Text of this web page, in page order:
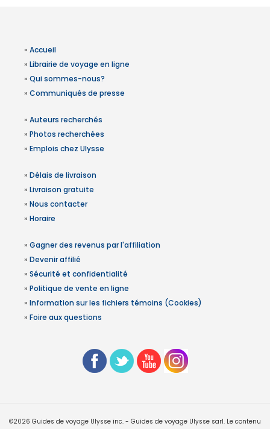
» Accueil
» Librairie de voyage en ligne
» Qui sommes-nous?
» Communiqués de presse
» Auteurs recherchés
» Photos recherchées
» Emplois chez Ulysse
» Délais de livraison
» Livraison gratuite
» Nous contacter
» Horaire
» Gagner des revenus par l'affiliation
» Devenir affilié
» Sécurité et confidentialité
» Politique de vente en ligne
» Information sur les fichiers témoins (Cookies)
» Foire aux questions
©2026 Guides de voyage Ulysse inc. - Guides de voyage Ulysse sarl. Le contenu